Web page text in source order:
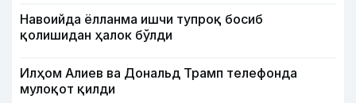
Навоийда ёлланма ишчи тупроқ босиб
қолишидан ҳалок бўлди
Илҳом Алиев ва Дональд Трамп телефонда
мулоқот қилди